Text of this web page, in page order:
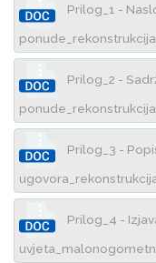
Prilog_1 -
Prilog_2 -
Prilog_3 -
Prilog_4 -